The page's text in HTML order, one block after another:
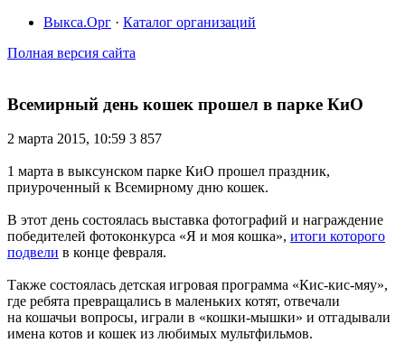
Выкса.Орг · Каталог организаций
Полная версия сайта
Всемирный день кошек прошел в парке КиО
2 марта 2015, 10:59 3 857
1 марта в выксунском парке КиО прошел праздник,
приуроченный к Всемирному дню кошек.
В этот день состоялась выставка фотографий и награждение
победителей фотоконкурса «Я и моя кошка», итоги которого
подвели в конце февраля.
Также состоялась детская игровая программа «Кис-кис-мяу»,
где ребята превращались в маленьких котят, отвечали
на кошачьи вопросы, играли в «кошки-мышки» и отгадывали
имена котов и кошек из любимых мультфильмов.